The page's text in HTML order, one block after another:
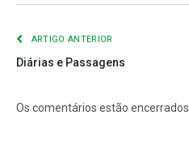
ARTIGO ANTERIOR
Diárias e Passagens
Os comentários estão encerrados.